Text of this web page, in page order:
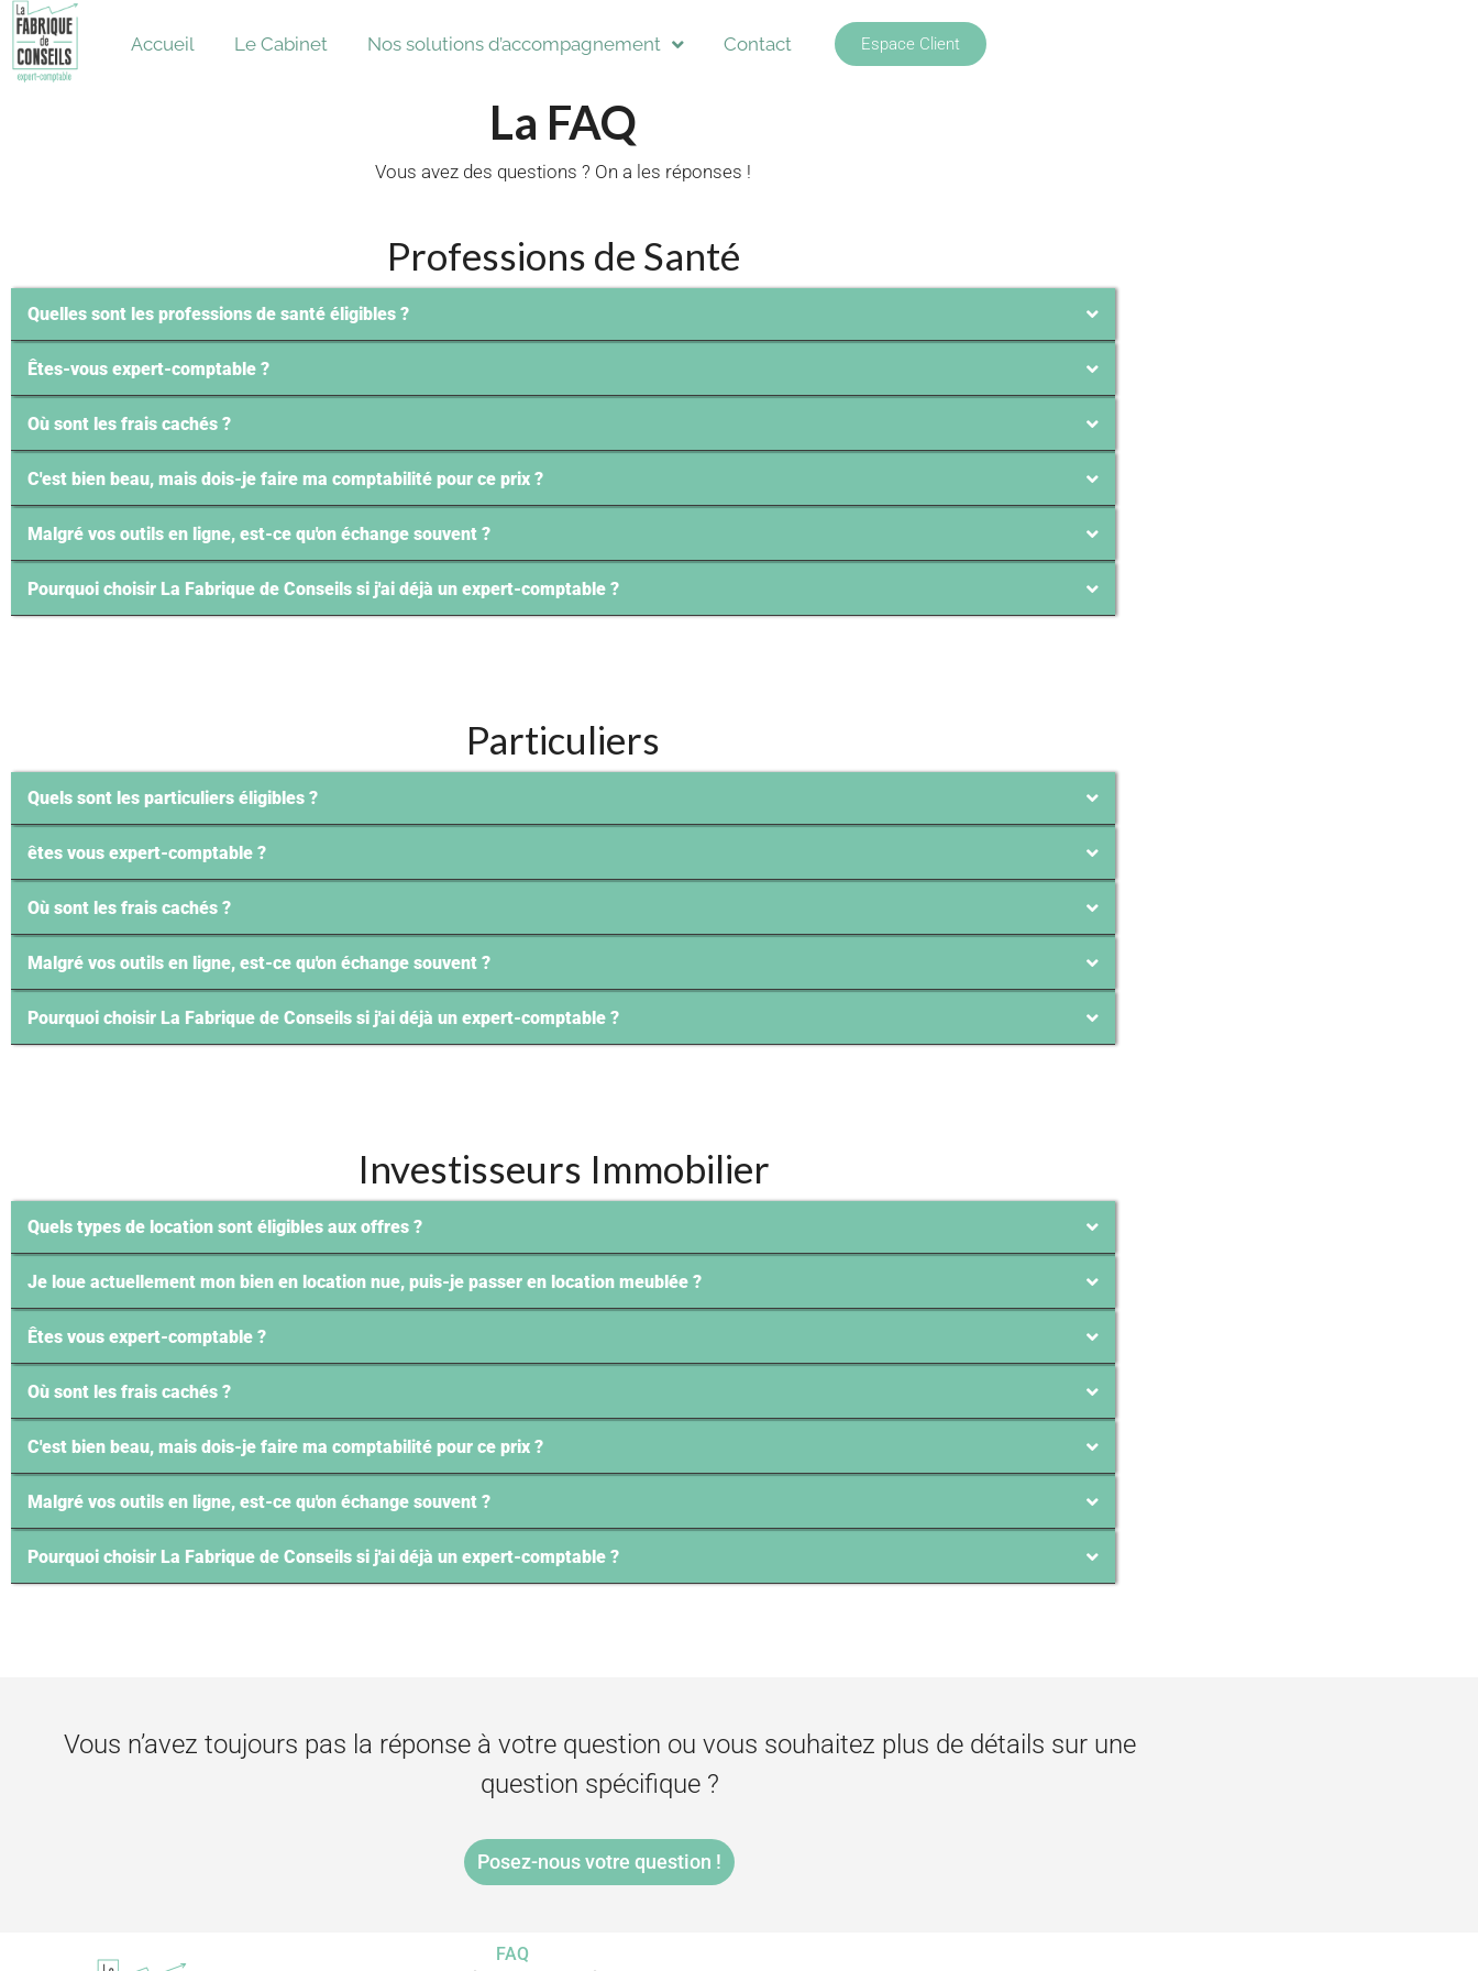
Accueil Le Cabinet Nos solutions d’accompagnement Contact Espace Client
La FAQ
Vous avez des questions ? On a les réponses !
Professions de Santé
Quelles sont les professions de santé éligibles ?
Êtes-vous expert-comptable ?
Où sont les frais cachés ?
C'est bien beau, mais dois-je faire ma comptabilité pour ce prix ?
Malgré vos outils en ligne, est-ce qu'on échange souvent ?
Pourquoi choisir La Fabrique de Conseils si j'ai déjà un expert-comptable ?
Particuliers
Quels sont les particuliers éligibles ?
êtes vous expert-comptable ?
Où sont les frais cachés ?
Malgré vos outils en ligne, est-ce qu'on échange souvent ?
Pourquoi choisir La Fabrique de Conseils si j'ai déjà un expert-comptable ?
Investisseurs Immobilier
Quels types de location sont éligibles aux offres ?
Je loue actuellement mon bien en location nue, puis-je passer en location meublée ?
Êtes vous expert-comptable ?
Où sont les frais cachés ?
C'est bien beau, mais dois-je faire ma comptabilité pour ce prix ?
Malgré vos outils en ligne, est-ce qu'on échange souvent ?
Pourquoi choisir La Fabrique de Conseils si j'ai déjà un expert-comptable ?
Vous n’avez toujours pas la réponse à votre question ou vous souhaitez plus de détails sur une
question spécifique ?
Posez-nous votre question !
FAQ